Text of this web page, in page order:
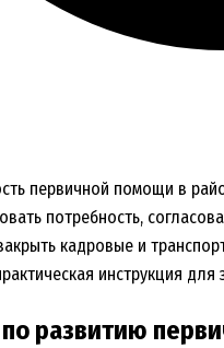
первичной помощи в
потребность,
кадровые и
инструкция для
развитию